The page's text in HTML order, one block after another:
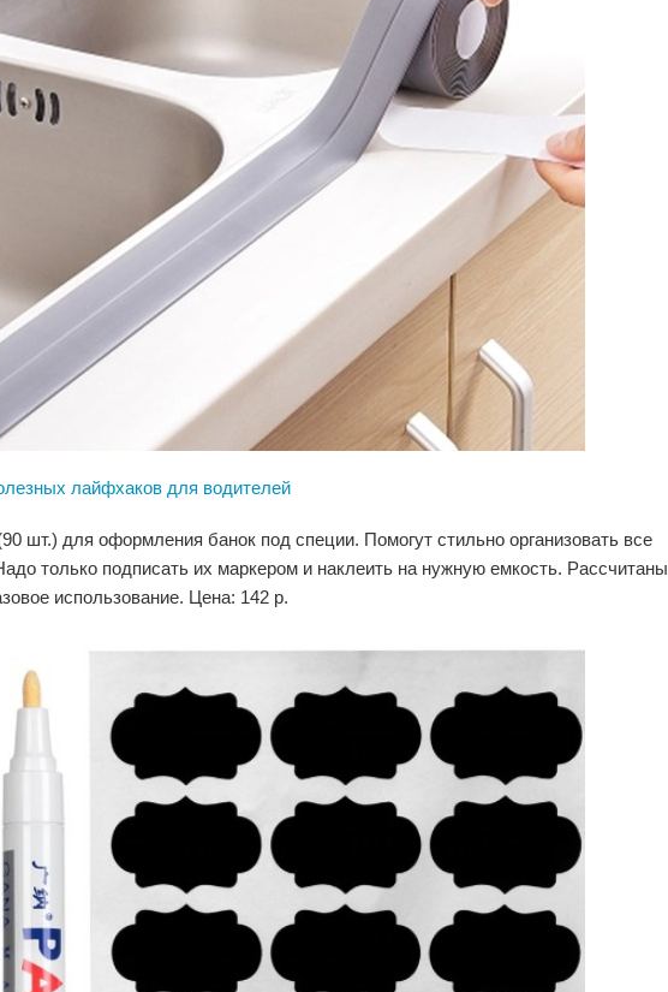
лайфхаков для водителей
шт.) для оформления банок под специи. Помогут стильно организовать все
только подписать их маркером и наклеить на нужную емкость. Рассчитаны
использование. Цена: 142 р.